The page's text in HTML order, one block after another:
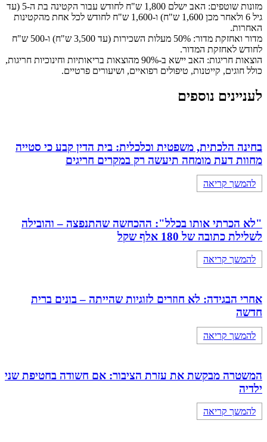
מזונות שוטפים: האב ישלם 1,800 ש"ח לחודש עבור הקטינה בת ה-5 (עד
גיל 6 ולאחר מכן 1,600 ש"ח) ו-1,600 ש"ח לחודש לכל אחת מהקטינות
האחרות.
מדור ואחזקת מדור: 50% מעלות השכירות (עד 3,500 ש"ח) ו-500 ש"ח
לחודש לאחזקת המדור.
הוצאות חריגות: האב יישא ב-90% מהוצאות בריאותיות וחינוכיות חריגות,
כולל חוגים, קייטנות, טיפולים רפואיים, ושיעורים פרטיים.
לעניינים נוספים
בחינה הלכתית, משפטית וכלכלית: בית הדין קבע כי סטייה
מחוות דעת מומחה תיעשה רק במקרים חריגים
להמשך קריאה
"לא הכרתי אותו בכלל": ההכחשה שהתנפצה – והובילה
לשלילת כתובה של 180 אלף שקל
להמשך קריאה
אחרי הבגידה: לא חוזרים לזוגיות שהייתה – בונים ברית
חדשה
להמשך קריאה
המשטרה מבקשת את עזרת הציבור: אם חשודה בחטיפת שני
ילדיה
להמשך קריאה